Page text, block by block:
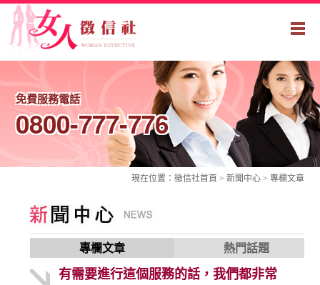
免費服務電話
0800-777-776
現在位置： 徵信社首頁 > 新聞中心 > 專欄文章
專欄文章 熱門話題
有需要進行這個服務的話，我們都非常